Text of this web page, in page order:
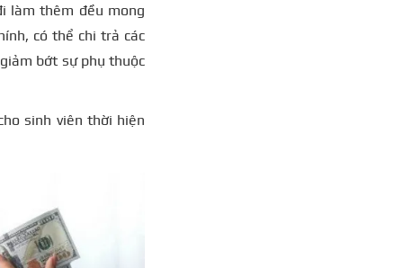
làm thêm đều mong
có thể chi trả các
bớt sự phụ thuộc
sinh viên thời hiện